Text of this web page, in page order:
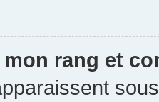
mon rang et